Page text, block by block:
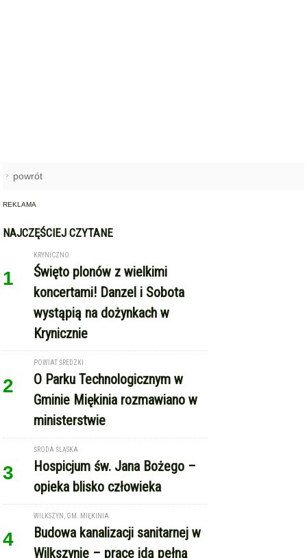
powrót
REKLAMA
NAJCZĘŚCIEJ CZYTANE
1
KRYNICZNO
Święto plonów z wielkimi
koncertami! Danzel i Sobota
wystąpią na dożynkach w
Krynicznie
2
POWIAT ŚREDZKI
O Parku Technologicznym w
Gminie Miękinia rozmawiano w
ministerstwie
3
ŚRODA ŚLĄSKA
Hospicjum św. Jana Bożego –
opieka blisko człowieka
4
WILKSZYN, GM. MIĘKINIA
Budowa kanalizacji sanitarnej w
Wilkszynie – prace idą pełną